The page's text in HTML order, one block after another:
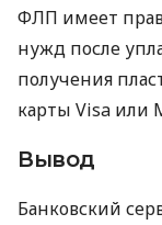
ФЛП имеет
нужд после
получения
карты Visa или
Вывод
Банковский